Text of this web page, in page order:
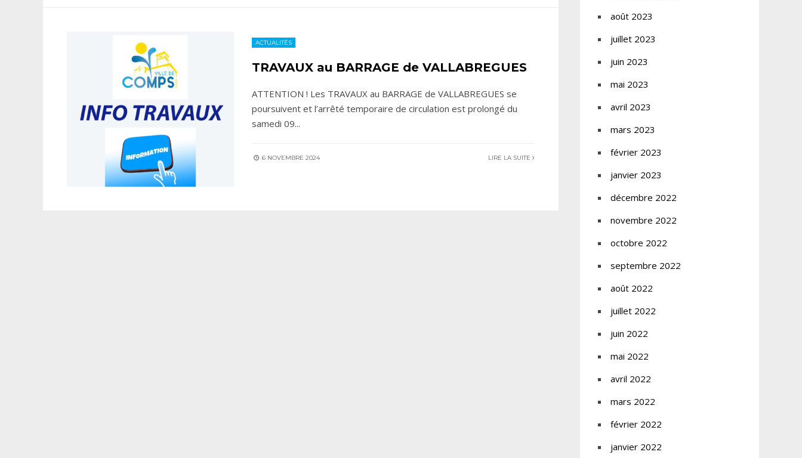
ACTUALITÉS
TRAVAUX au BARRAGE de VALLABREGUES
ATTENTION ! Les TRAVAUX au BARRAGE de VALLABREGUES se
poursuivent et l’arrêté temporaire de circulation est prolongé du
samedi 09...
6 NOVEMBRE 2024 LIRE LA SUITE
août 2023
juillet 2023
juin 2023
mai 2023
avril 2023
mars 2023
février 2023
janvier 2023
décembre 2022
novembre 2022
octobre 2022
septembre 2022
août 2022
juillet 2022
juin 2022
mai 2022
avril 2022
mars 2022
février 2022
janvier 2022